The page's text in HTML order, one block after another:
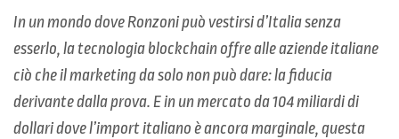
In un mondo dove Ronzoni può vestirsi d’Italia senza
esserlo, la tecnologia blockchain offre alle aziende italiane
ciò che il marketing da solo non può dare: la fiducia
derivante dalla prova. E in un mercato da 104 miliardi di
dollari dove l’import italiano è ancora marginale, questa